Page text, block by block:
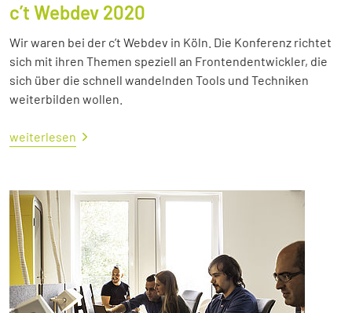
c’t Webdev 2020
Wir waren bei der c’t Webdev in Köln. Die Konferenz richtet
sich mit ihren Themen speziell an Frontendentwickler, die
sich über die schnell wandelnden Tools und Techniken
weiterbilden wollen.
weiterlesen